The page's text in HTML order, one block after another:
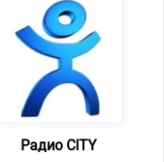
Радио CITY